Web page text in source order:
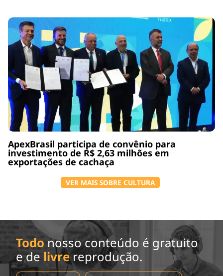
ApexBrasil participa de convênio para
investimento de R$ 2,63 milhões em
exportações de cachaça
VER MAIS SOBRE CULTURA
Todo nosso conteúdo é gratuito
e de livrereprodução.